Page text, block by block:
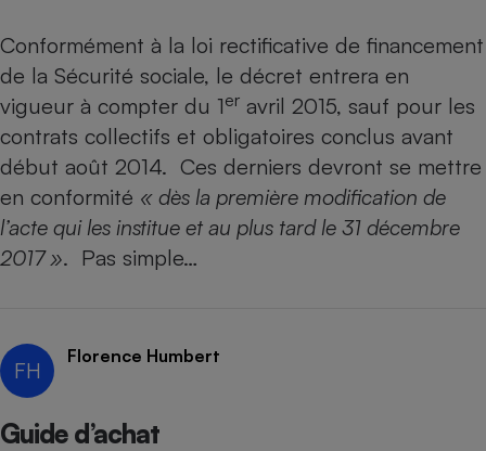
Conformément à la loi rectificative de financement
de la Sécurité sociale, le décret entrera en
vigueur à compter du 1er avril 2015, sauf pour les
contrats collectifs et obligatoires conclus avant
début août 2014. Ces derniers devront se mettre
en conformité « dès la première modification de
l’acte qui les institue et au plus tard le 31 décembre
2017 ». Pas simple…
FH
Florence Humbert
Guide d’achat